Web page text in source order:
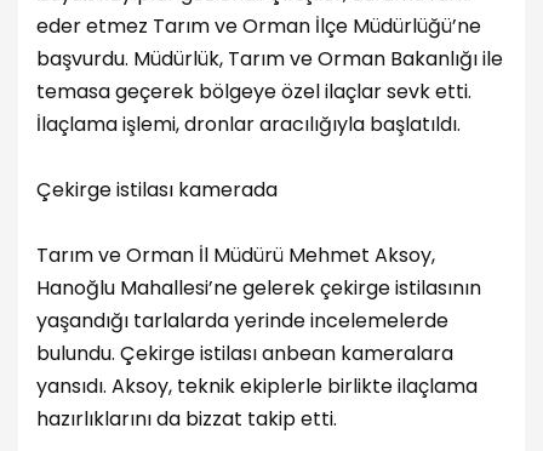
eder etmez Tarım ve Orman İlçe Müdürlüğü’ne
başvurdu. Müdürlük, Tarım ve Orman Bakanlığı ile
temasa geçerek bölgeye özel ilaçlar sevk etti.
İlaçlama işlemi, dronlar aracılığıyla başlatıldı.
Çekirge istilası kamerada
Tarım ve Orman İl Müdürü Mehmet Aksoy,
Hanoğlu Mahallesi’ne gelerek çekirge istilasının
yaşandığı tarlalarda yerinde incelemelerde
bulundu. Çekirge istilası anbean kameralara
yansıdı. Aksoy, teknik ekiplerle birlikte ilaçlama
hazırlıklarını da bizzat takip etti.